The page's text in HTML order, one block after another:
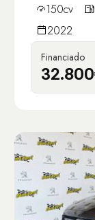
150cv
2022
Financiado